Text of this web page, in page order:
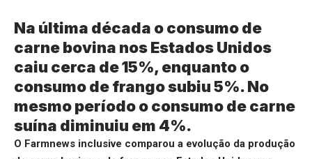
Na última década o consumo de
carne bovina nos Estados Unidos
caiu cerca de 15%, enquanto o
consumo de frango subiu 5%. No
mesmo período o consumo de carne
suína diminuiu em 4%.
O Farmnews inclusive comparou a evolução da produção